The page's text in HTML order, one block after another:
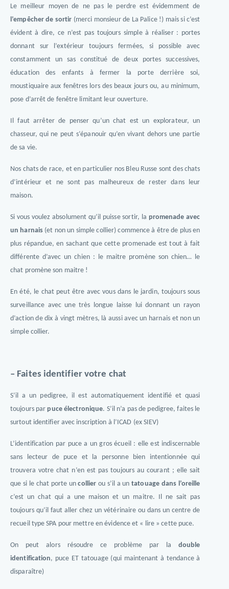
Le meilleur moyen de ne pas le perdre est évidemment de
l’empêcher de sortir (merci monsieur de La Palice !) mais si c’est
évident à dire, ce n’est pas toujours simple à réaliser : portes
donnant sur l’extérieur toujours fermées, si possible avec
constamment un sas constitué de deux portes successives,
éducation des enfants à fermer la porte derrière soi,
moustiquaire aux fenêtres lors des beaux jours ou, au minimum,
pose d’arrêt de fenêtre limitant leur ouverture.
Il faut arrêter de penser qu’un chat est un explorateur, un
chasseur, qui ne peut s’épanouir qu’en vivant dehors une partie
de sa vie.
Nos chats de race, et en particulier nos Bleu Russe sont des chats
d’intérieur et ne sont pas malheureux de rester dans leur
maison.
Si vous voulez absolument qu’il puisse sortir, la promenade avec
un harnais (et non un simple collier) commence à être de plus en
plus répandue, en sachant que cette promenade est tout à fait
différente d’avec un chien : le maitre promène son chien… le
chat promène son maitre !
En été, le chat peut être avec vous dans le jardin, toujours sous
surveillance avec une très longue laisse lui donnant un rayon
d’action de dix à vingt mètres, là aussi avec un harnais et non un
simple collier.
– Faites identifier votre chat
S’il a un pedigree, il est automatiquement identifié et quasi
toujours parpuce électronique. S’il n’a pas de pedigree, faites le
surtout identifier avec inscription à l’ICAD (ex SIEV)
L’identification par puce a un gros écueil : elle est indiscernable
sans lecteur de puce et la personne bien intentionnée qui
trouvera votre chat n’en est pas toujours au courant ; elle sait
que si le chat porte uncollier ou s’il a untatouage dans l’oreille
c’est un chat qui a une maison et un maitre. Il ne sait pas
toujours qu’il faut aller chez un vétérinaire ou dans un centre de
recueil type SPA pour mettre en évidence et « lire » cette puce.
On peut alors résoudre ce problème par la double
identification, puce ET tatouage (qui maintenant à tendance à
disparaître)